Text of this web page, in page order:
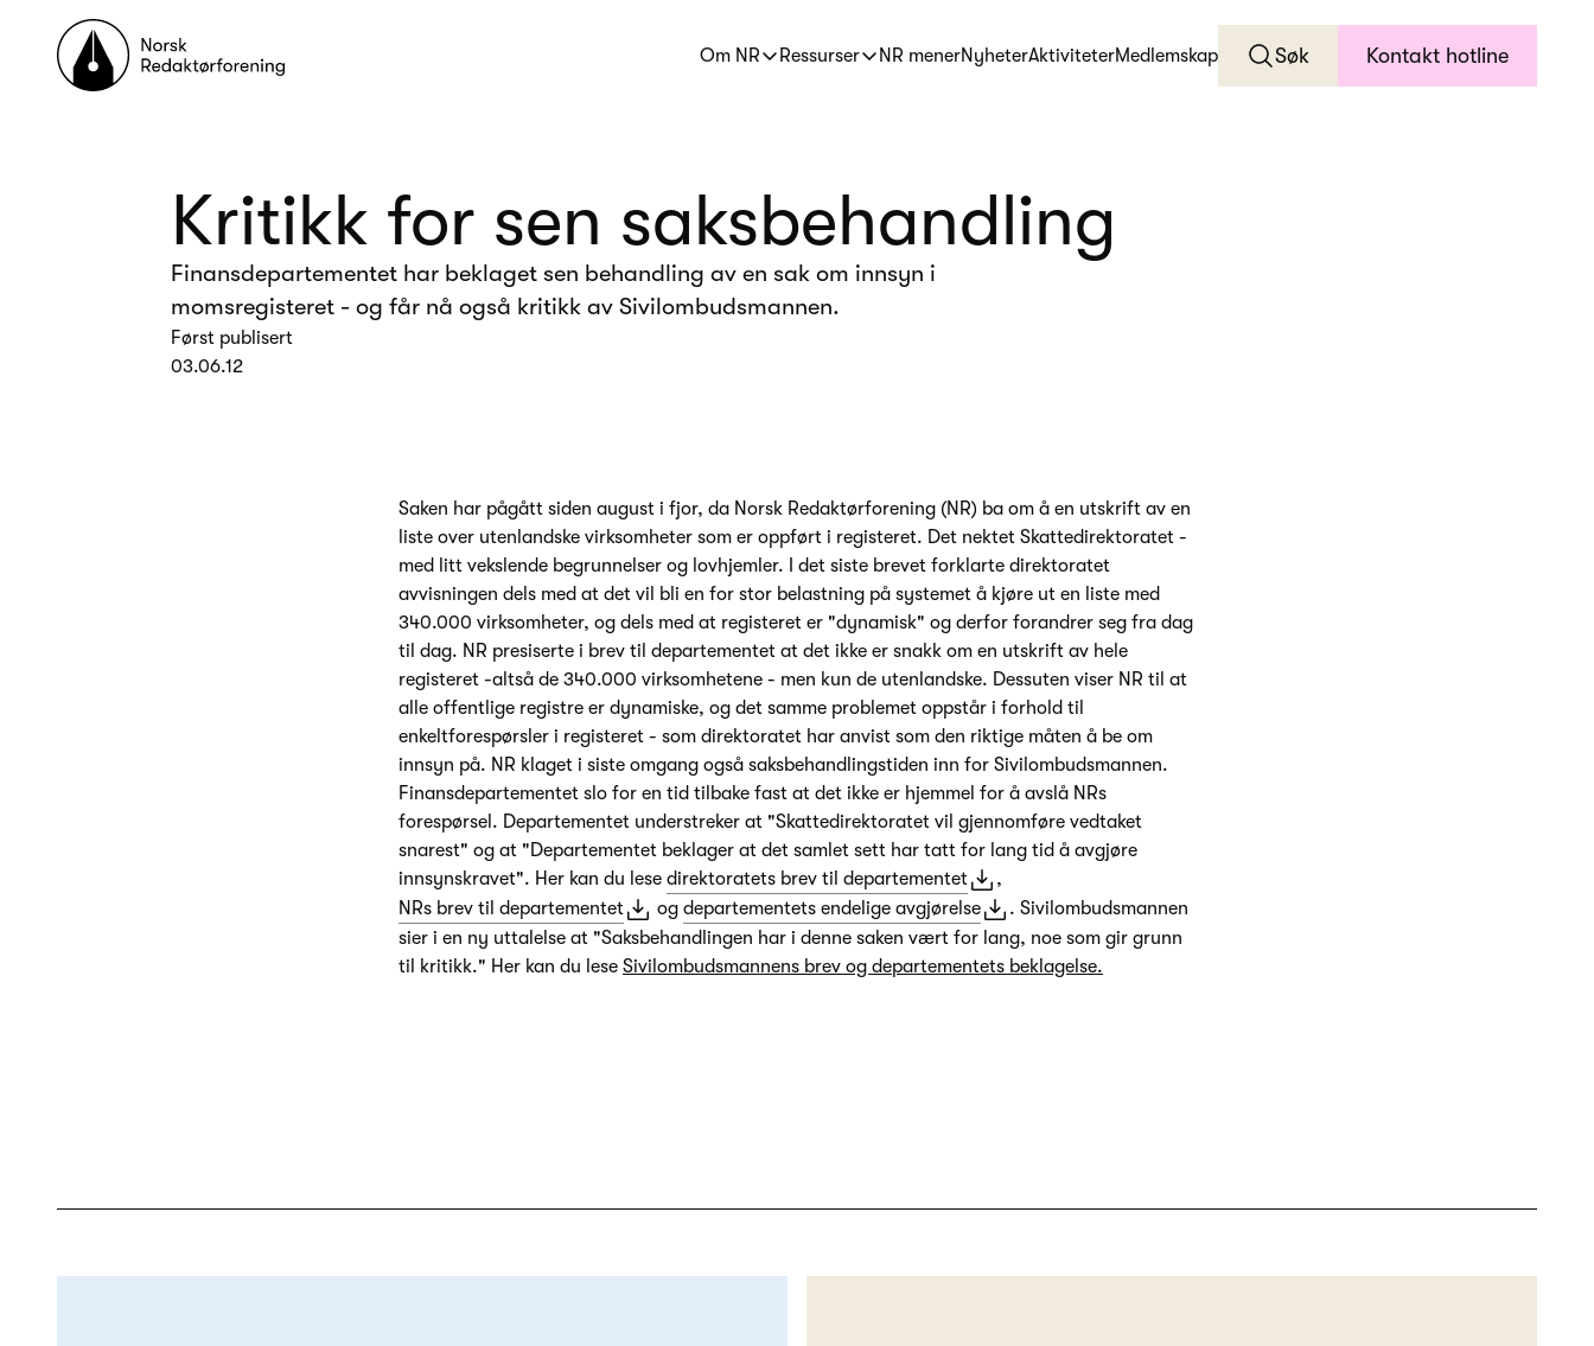
Til forsiden
Om NR
Ressurser NR menerNyheterAktiviteterMedlemskap Søk Kontakt hotline
Kritikk for sen saksbehandling
Finansdepartementet har beklaget sen behandling av en sak om innsyn i
momsregisteret - og får nå også kritikk av Sivilombudsmannen.
Først publisert
03.06.12
Saken har pågått siden august i fjor, da Norsk Redaktørforening (NR) ba om å en utskrift av en
liste over utenlandske virksomheter som er oppført i registeret. Det nektet Skattedirektoratet -
med litt vekslende begrunnelser og lovhjemler. I det siste brevet forklarte direktoratet
avvisningen dels med at det vil bli en for stor belastning på systemet å kjøre ut en liste med
340.000 virksomheter, og dels med at registeret er "dynamisk" og derfor forandrer seg fra dag
til dag. NR presiserte i brev til departementet at det ikke er snakk om en utskrift av hele
registeret -altså de 340.000 virksomhetene - men kun de utenlandske. Dessuten viser NR til at
alle offentlige registre er dynamiske, og det samme problemet oppstår i forhold til
enkeltforespørsler i registeret - som direktoratet har anvist som den riktige måten å be om
innsyn på. NR klaget i siste omgang også saksbehandlingstiden inn for Sivilombudsmannen.
Finansdepartementet slo for en tid tilbake fast at det ikke er hjemmel for å avslå NRs
forespørsel. Departementet understreker at "Skattedirektoratet vil gjennomføre vedtaket
snarest" og at "Departementet beklager at det samlet sett har tatt for lang tid å avgjøre
innsynskravet". Her kan du lese direktoratets brev til departementet
,
NRs brev til departementet
og departementets endelige avgjørelse
. Sivilombudsmannen
sier i en ny uttalelse at "Saksbehandlingen har i denne saken vært for lang, noe som gir grunn
til kritikk." Her kan du lese Sivilombudsmannens brev og departementets beklagelse.